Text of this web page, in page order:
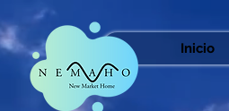
Inicio